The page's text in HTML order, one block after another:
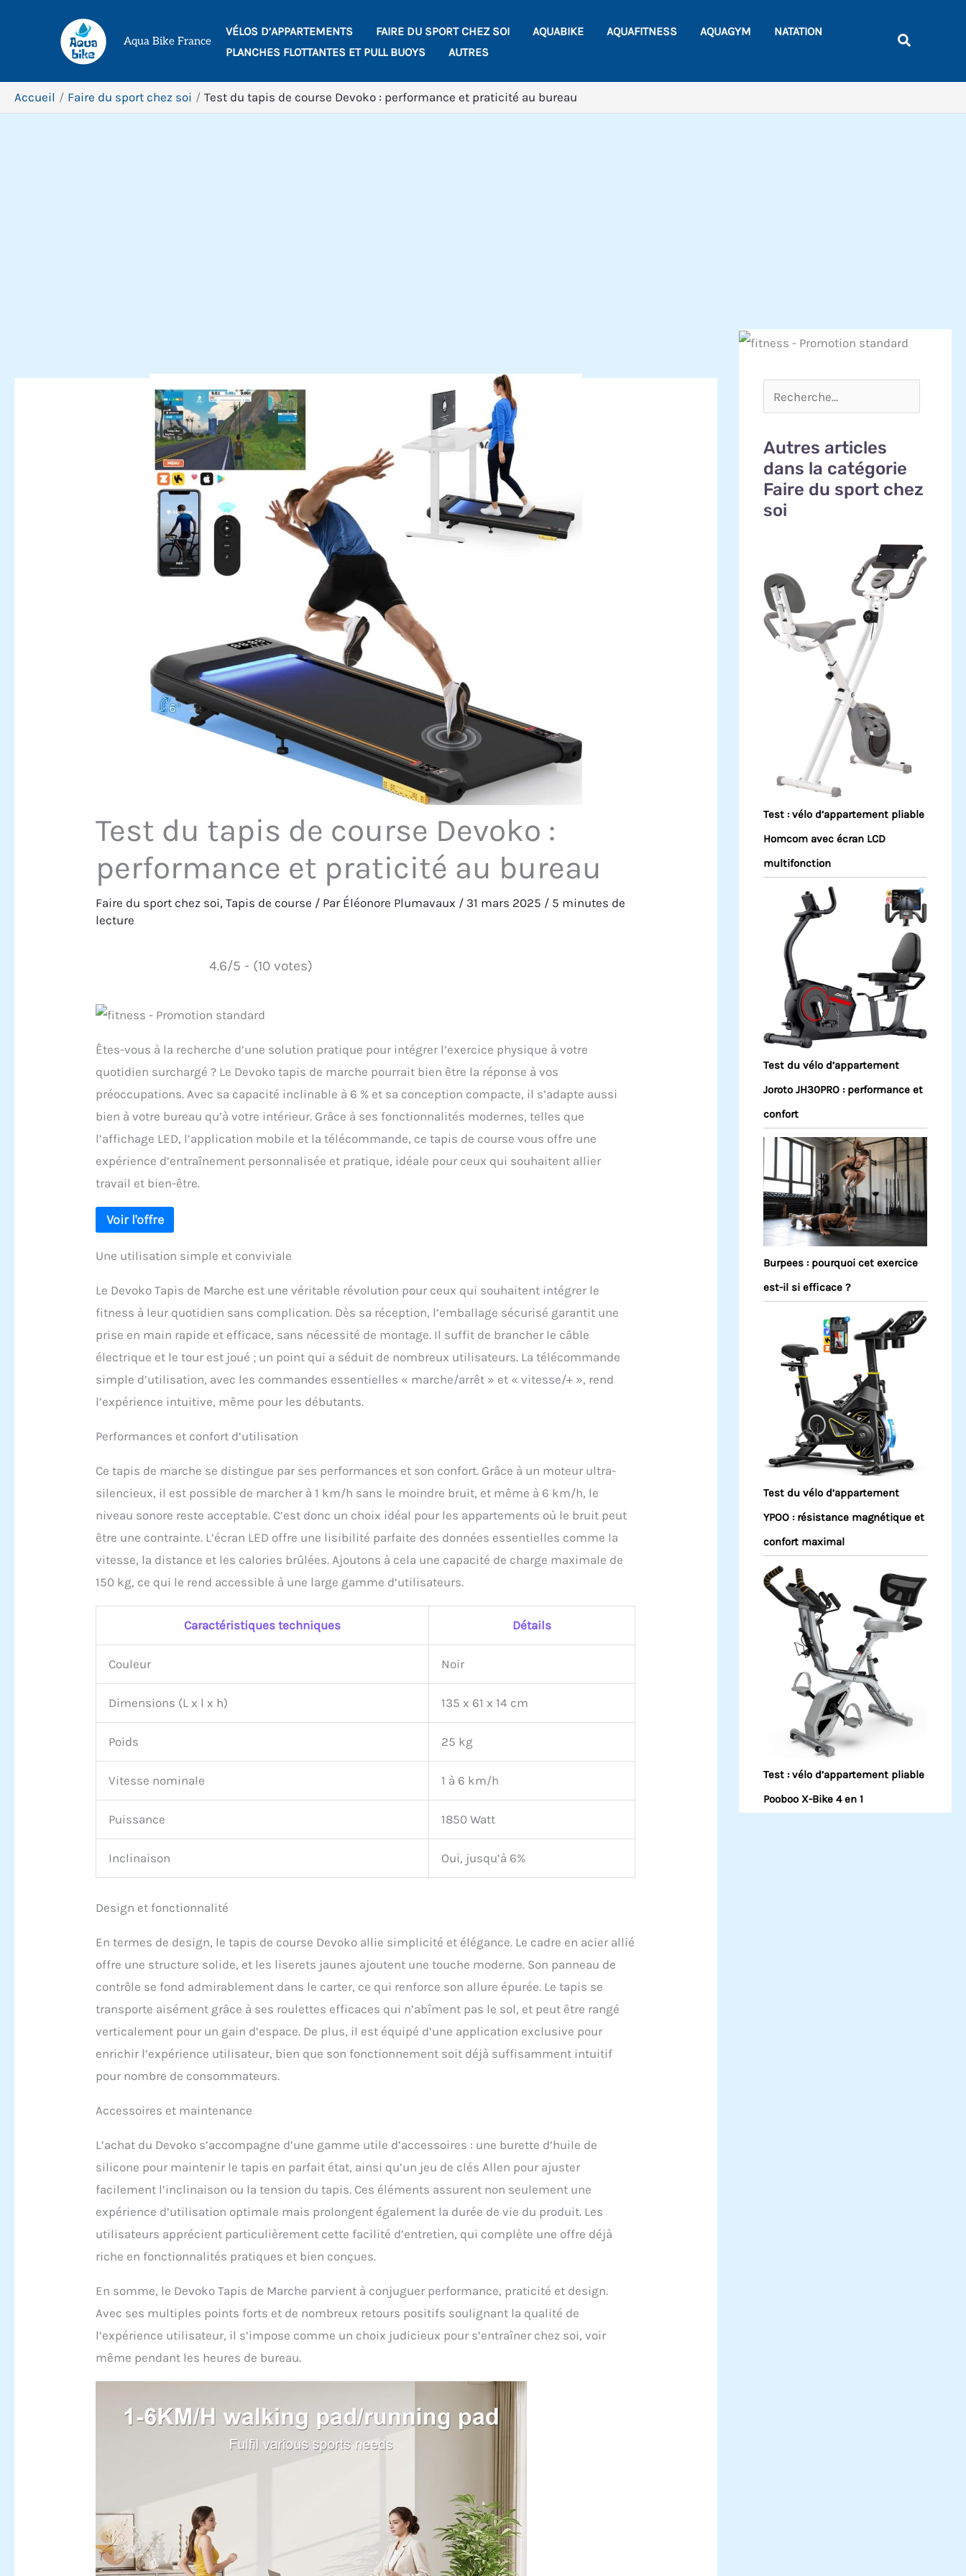
Aqua Bike France
VÉLOS D’APPARTEMENTS FAIRE DU SPORT CHEZ SOI AQUABIKE AQUAFITNESS AQUAGYM
NATATION
PLANCHES FLOTTANTES ET PULL BUOYS
AUTRES
Accueil Faire du sport chez soi Test du tapis de course Devoko : performance et praticité au bureau
Test du tapis de course Devoko :
performance et praticité au bureau
Faire du sport chez soi,Tapis de course / Par Éléonore Plumavaux / 31 mars 2025 / 5 minutes de
lecture
4.6/5 - (10 votes)
Êtes-vous à la recherche d’une solution pratique pour intégrer l’exercice physique à votre
quotidien surchargé ? Le Devoko tapis de marche pourrait bien être la réponse à vos
préoccupations. Avec sa capacité inclinable à 6 % et sa conception compacte, il s’adapte aussi
bien à votre bureau qu’à votre intérieur. Grâce à ses fonctionnalités modernes, telles que
l’affichage LED, l’application mobile et la télécommande, ce tapis de course vous offre une
expérience d’entraînement personnalisée et pratique, idéale pour ceux qui souhaitent allier
travail et bien-être.
Une utilisation simple et conviviale
Le Devoko Tapis de Marche est une véritable révolution pour ceux qui souhaitent intégrer le
fitness à leur quotidien sans complication. Dès sa réception, l’emballage sécurisé garantit une
prise en main rapide et efficace, sans nécessité de montage. Il suffit de brancher le câble
électrique et le tour est joué ; un point qui a séduit de nombreux utilisateurs. La télécommande
simple d’utilisation, avec les commandes essentielles « marche/arrêt » et « vitesse/+ », rend
l’expérience intuitive, même pour les débutants.
Performances et confort d’utilisation
Ce tapis de marche se distingue par ses performances et son confort. Grâce à un moteur ultra-
silencieux, il est possible de marcher à 1 km/h sans le moindre bruit, et même à 6 km/h, le
niveau sonore reste acceptable. C’est donc un choix idéal pour les appartements où le bruit peut
être une contrainte. L’écran LED offre une lisibilité parfaite des données essentielles comme la
vitesse, la distance et les calories brûlées. Ajoutons à cela une capacité de charge maximale de
150 kg, ce qui le rend accessible à une large gamme d’utilisateurs.
Caractéristiques techniques Détails
Couleur Noir
Dimensions (L x l x h) 135 x 61 x 14 cm
Poids 25 kg
Vitesse nominale 1 à 6 km/h
Puissance 1850 Watt
Inclinaison Oui, jusqu’à 6%
Design et fonctionnalité
En termes de design, le tapis de course Devoko allie simplicité et élégance. Le cadre en acier allié
offre une structure solide, et les liserets jaunes ajoutent une touche moderne. Son panneau de
contrôle se fond admirablement dans le carter, ce qui renforce son allure épurée. Le tapis se
transporte aisément grâce à ses roulettes efficaces qui n’abîment pas le sol, et peut être rangé
verticalement pour un gain d’espace. De plus, il est équipé d’une application exclusive pour
enrichir l’expérience utilisateur, bien que son fonctionnement soit déjà suffisamment intuitif
pour nombre de consommateurs.
Accessoires et maintenance
L’achat du Devoko s’accompagne d’une gamme utile d’accessoires : une burette d’huile de
silicone pour maintenir le tapis en parfait état, ainsi qu’un jeu de clés Allen pour ajuster
facilement l’inclinaison ou la tension du tapis. Ces éléments assurent non seulement une
expérience d’utilisation optimale mais prolongent également la durée de vie du produit. Les
utilisateurs apprécient particulièrement cette facilité d’entretien, qui complète une offre déjà
riche en fonctionnalités pratiques et bien conçues.
En somme, le Devoko Tapis de Marche parvient à conjuguer performance, praticité et design.
Avec ses multiples points forts et de nombreux retours positifs soulignant la qualité de
l’expérience utilisateur, il s’impose comme un choix judicieux pour s’entraîner chez soi, voir
même pendant les heures de bureau.
Autres articles
dans la catégorie
Faire du sport chez
soi
Test : vélo d’appartement pliable
Homcom avec écran LCD
multifonction
Test du vélo d’appartement
Joroto JH30PRO : performance et
confort
Burpees : pourquoi cet exercice
est-il si efficace ?
Test du vélo d’appartement
YPOO : résistance magnétique et
confort maximal
Test : vélo d’appartement pliable
Pooboo X-Bike 4 en 1